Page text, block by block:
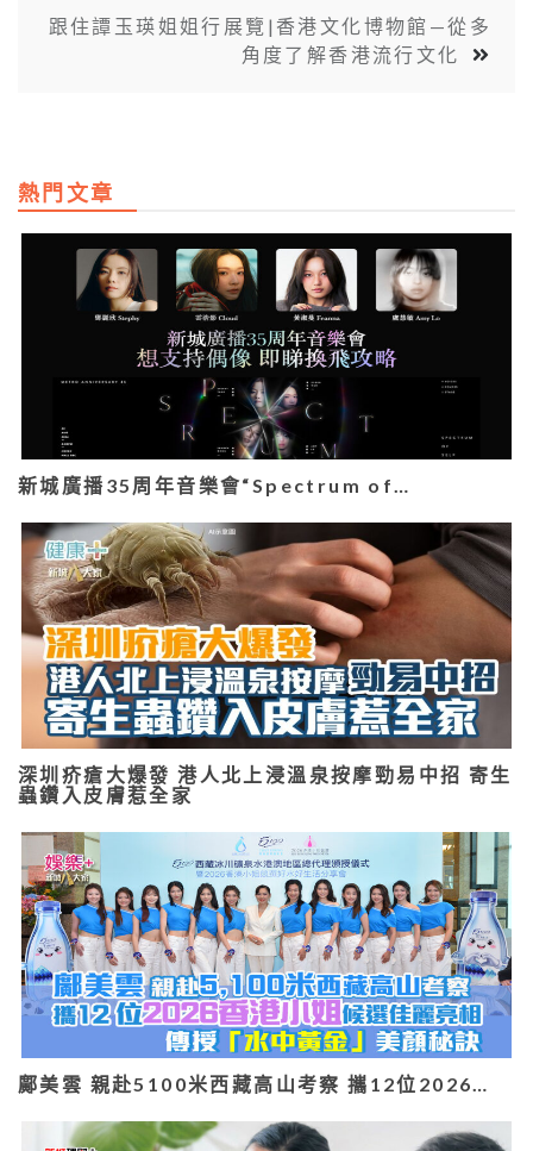
跟住譚玉瑛姐姐行展覽|香港文化博物館—從多
角度了解香港流行文化
熱門文章
新城廣播35周年音樂會“Spectrum of…
深圳疥瘡大爆發 港人北上浸溫泉按摩勁易中招 寄生
蟲鑽入皮膚惹全家
鄺美雲 親赴5100米西藏高山考察 攜12位2026…